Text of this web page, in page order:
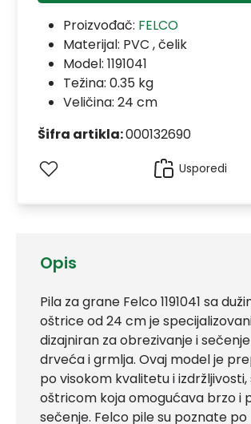
Opis
Pila za grane Felco 1191041 sa
oštrice od 24 cm je
dizajniran za obrezivanje i
drveća i grmlja. Ovaj model je
po visokom kvalitetu i izdržljivosti,
oštricom koja omogućava brzo i
sečenje. Felco pile su poznate po
Proizvođač: FELCO
Materijal: PVC , čelik
Model: 1191041
Težina: 0.35 kg
Veličina: 24 cm
Šifra artikla:000132690
Usporedi